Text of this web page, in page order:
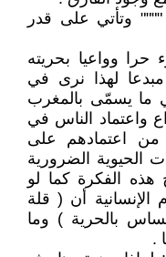
"""" وتأتي على قدر
وواعيا بحريته
لهذا نرى في
ما يسمّى بالمغرب
واعتماد الناس في
من اعتمادهم على
الحيوية الضرورية
هذه الفكرة كما لو
أن ( قلة
بالحرية ) وما
.